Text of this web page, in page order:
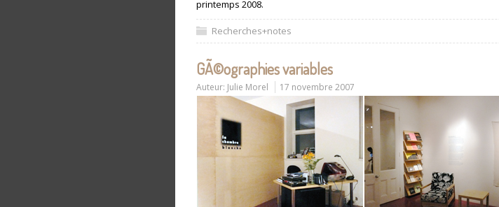
printemps 2008.
Recherches+notes
GÃ©ographies variables
Auteur: Julie Morel 17 novembre 2007